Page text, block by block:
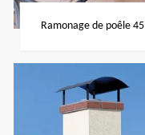
Ramonage de poêle 45